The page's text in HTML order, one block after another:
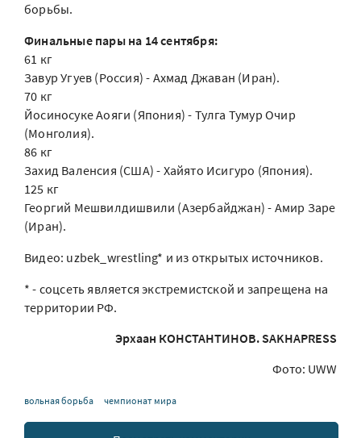
борьбы.
Финальные пары на 14 сентября:
61 кг
Завур Угуев (Россия) - Ахмад Джаван (Иран).
70 кг
Йосиносуке Аояги (Япония) - Тулга Тумур Очир
(Монголия).
86 кг
Захид Валенсия (США) - Хайято Исигуро (Япония).
125 кг
Георгий Мешвилдишвили (Азербайджан) - Амир Заре
(Иран).
Видео: uzbek_wrestling* и из открытых источников.
* - соцсеть является экстремистской и запрещена на
территории РФ.
Эрхаан КОНСТАНТИНОВ. SAKHAPRESS
Фото: UWW
вольная борьба чемпионат мира